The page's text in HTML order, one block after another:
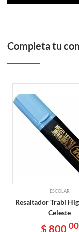
Completa tu
ESCOLAR
Resaltador Trabi
Celeste
$ 800 00